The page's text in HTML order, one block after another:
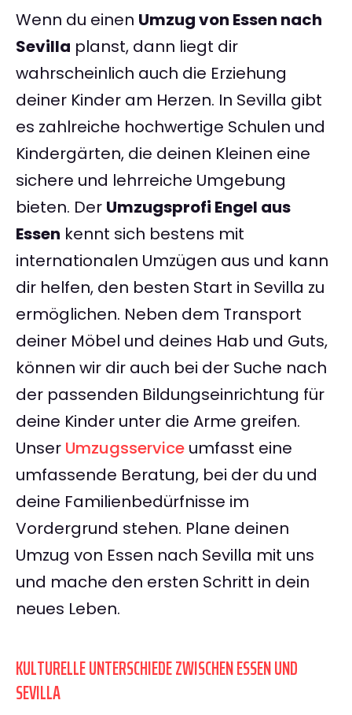
Wenn du einen Umzug von Essen nach
Sevilla planst, dann liegt dir
wahrscheinlich auch die Erziehung
deiner Kinder am Herzen. In Sevilla gibt
es zahlreiche hochwertige Schulen und
Kindergärten, die deinen Kleinen eine
sichere und lehrreiche Umgebung
bieten. Der Umzugsprofi Engel aus
Essen kennt sich bestens mit
internationalen Umzügen aus und kann
dir helfen, den besten Start in Sevilla zu
ermöglichen. Neben dem Transport
deiner Möbel und deines Hab und Guts,
können wir dir auch bei der Suche nach
der passenden Bildungseinrichtung für
deine Kinder unter die Arme greifen.
Unser Umzugsservice umfasst eine
umfassende Beratung, bei der du und
deine Familienbedürfnisse im
Vordergrund stehen. Plane deinen
Umzug von Essen nach Sevilla mit uns
und mache den ersten Schritt in dein
neues Leben.
KULTURELLE UNTERSCHIEDE ZWISCHEN ESSEN UND
SEVILLA